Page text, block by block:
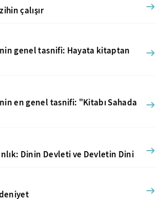
çalışır
genel tasnifi: Hayata kitaptan
en genel tasnifi: "Kitabı Sahada
Dinin Devleti ve Devletin Dini